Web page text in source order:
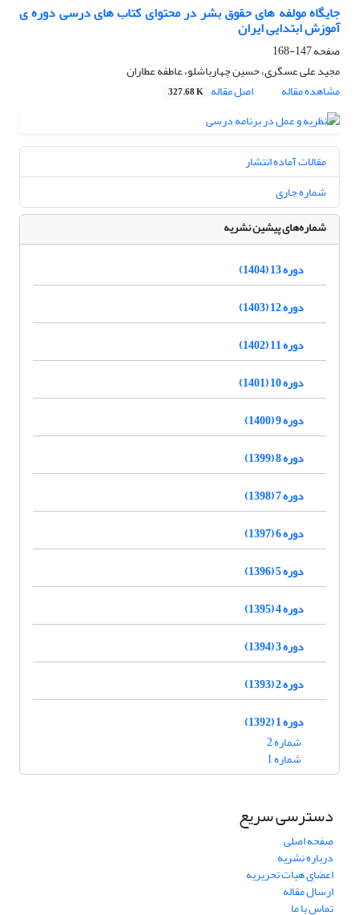
جایگاه مولفه‏ های حقوق بشر در محتوای کتاب‏ های درسی دوره‏ ی
آموزش ابتدایی ایران
صفحه147-168
مجید علی عسگری، حسین چهارباشلو، عاطفه عطاران
مشاهده مقاله
اصل مقاله 327.68 K
مقالات آماده انتشار
شماره جاری
شماره‌های پیشین نشریه
دوره 13 (1404)
دوره 12 (1403)
دوره 11 (1402)
دوره 10 (1401)
دوره 9 (1400)
دوره 8 (1399)
دوره 7 (1398)
دوره 6 (1397)
دوره 5 (1396)
دوره 4 (1395)
دوره 3 (1394)
دوره 2 (1393)
دوره 1 (1392)
شماره 2
شماره 1
دسترسی سریع
صفحه اصلی
درباره نشریه
اعضای هیات تحریریه
ارسال مقاله
تماس با ما